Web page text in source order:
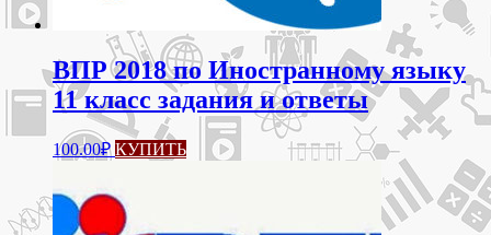
ВПР 2018 по Иностранному языку
11 класс задания и ответы
100.00₽ КУПИТЬ